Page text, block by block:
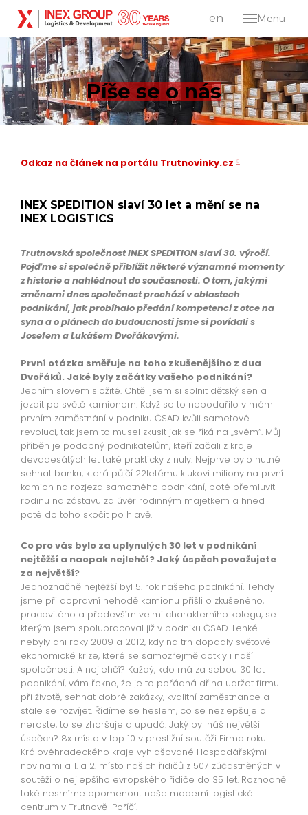
Menu
cs
en
Píše se o nás
Odkaz na článek na portálu Trutnovinky.cz
INEX SPEDITION slaví 30 let a mění se na
INEX LOGISTICS
Trutnovská společnost INEX SPEDITION slaví 30. výročí.
Pojďme si společně přiblížit některé významné momenty
z historie a nahlédnout do současnosti. O tom, jakými
změnami dnes společnost prochází v oblastech
podnikání, jak probíhalo předání kompetencí z otce na
syna a o plánech do budoucnosti jsme si povídali s
Josefem a Lukášem Dvořákovými.
První otázka směřuje na toho zkušenějšího z dua
Dvořáků. Jaké byly začátky vašeho podnikání?
Jedním slovem složité. Chtěl jsem si splnit dětský sen a
jezdit po světě kamionem. Když se to nepodařilo v mém
prvním zaměstnání v podniku ČSAD kvůli sametové
revoluci, tak jsem to musel zkusit jak se říká na „svém”. Můj
příběh je podobný podnikatelům, kteří začali z kraje
devadesátých let také prakticky z nuly. Nejprve bylo nutné
sehnat banku, která půjčí 22letému klukovi miliony na první
kamion na rozjezd samotného podnikání, poté přemluvit
rodinu na zástavu za úvěr rodinným majetkem a hned
poté do toho skočit po hlavě.
Co pro vás bylo za uplynulých 30 let v podnikání
nejtěžší a naopak nejlehčí? Jaký úspěch považujete
za největší?
Jednoznačně nejtěžší byl 5. rok našeho podnikání. Tehdy
jsme při dopravní nehodě kamionu přišli o zkušeného,
pracovitého a především velmi charakterního kolegu, se
kterým jsem spolupracoval již v podniku ČSAD. Lehké
nebyly ani roky 2009 a 2012, kdy na trh dopadly světové
ekonomické krize, které se samozřejmě dotkly i naší
společnosti. A nejlehčí? Každý, kdo má za sebou 30 let
podnikání, vám řekne, že je to pořádná dřina udržet firmu
při životě, sehnat dobré zakázky, kvalitní zaměstnance a
stále se rozvíjet. Řídíme se heslem, co se nezlepšuje a
neroste, to se zhoršuje a upadá. Jaký byl náš největší
úspěch? 8x místo v top 10 v prestižní soutěži Firma roku
Královéhradeckého kraje vyhlašované Hospodářskými
novinami a 1. a 2. místo našich řidičů z 507 zúčastněných v
soutěži o nejlepšího evropského řidiče do 35 let. Rozhodně
také nesmíme opomenout naše moderní logistické
centrum v Trutnově-Poříčí.